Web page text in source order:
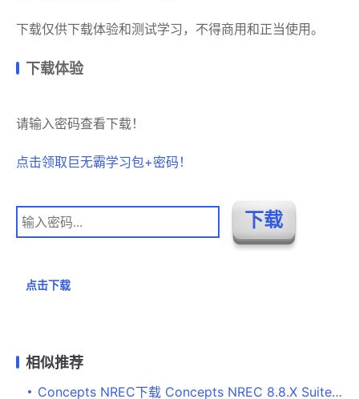
下载仅供下载体验和测试学习，不得商用和正当使用。
下载体验
请输入密码查看下载！
点击领取巨无霸学习包+密码！
点击下载
相似推荐
Concepts NREC下载 Concepts NREC 8.8.X Suite激活版下载 安装教程